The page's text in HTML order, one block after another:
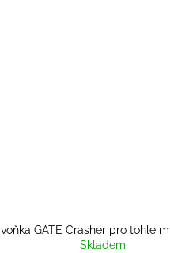
voňka GATE Crasher pro tohle
Skladem